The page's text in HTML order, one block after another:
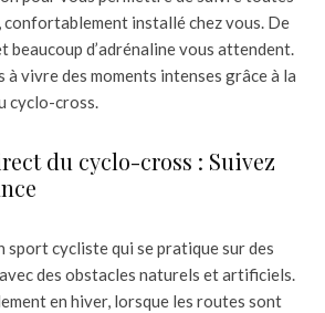
confortablement installé chez vous. De
beaucoup d’adrénaline vous attendent.
vivre des moments intenses grâce à la
cyclo-cross.
du cyclo-cross : Suivez
sport cycliste qui se pratique sur des
des obstacles naturels et artificiels.
en hiver, lorsque les routes sont